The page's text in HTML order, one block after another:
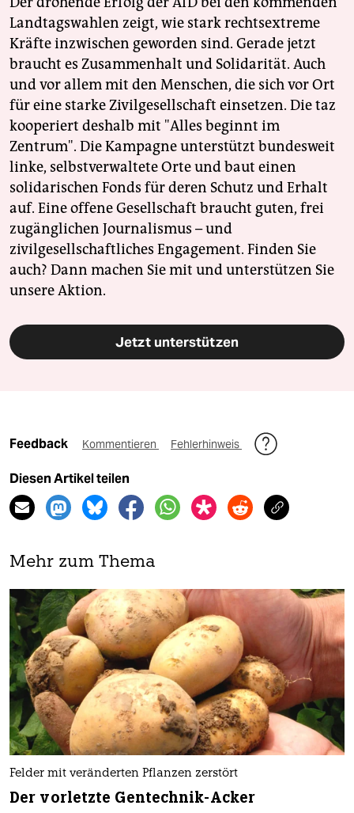
Landtagswahlen zeigt, wie stark rechtsextreme
Kräfte inzwischen geworden sind. Gerade jetzt
braucht es Zusammenhalt und Solidarität. Auch
und vor allem mit den Menschen, die sich vor Ort
für eine starke Zivilgesellschaft einsetzen. Die taz
kooperiert deshalb mit "Alles beginnt im
Zentrum". Die Kampagne unterstützt bundesweit
linke, selbstverwaltete Orte und baut einen
solidarischen Fonds für deren Schutz und Erhalt
auf. Eine offene Gesellschaft braucht guten, frei
zugänglichen Journalismus – und
zivilgesellschaftliches Engagement. Finden Sie
auch? Dann machen Sie mit und unterstützen Sie
unsere Aktion.
Jetzt unterstützen
Feedback Kommentieren Fehlerhinweis
Diesen Artikel teilen
Mehr zum Thema
Felder mit veränderten Pflanzen zerstört
Der vorletzte Gentechnik-Acker